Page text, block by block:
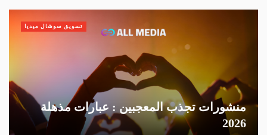
منشورات تجذب المعجبين : عبارات مذهلة
2026
تسويق سوشال ميديا